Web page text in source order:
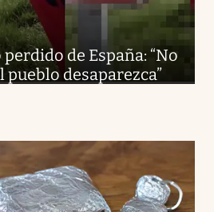
de España: “No
desaparezca”